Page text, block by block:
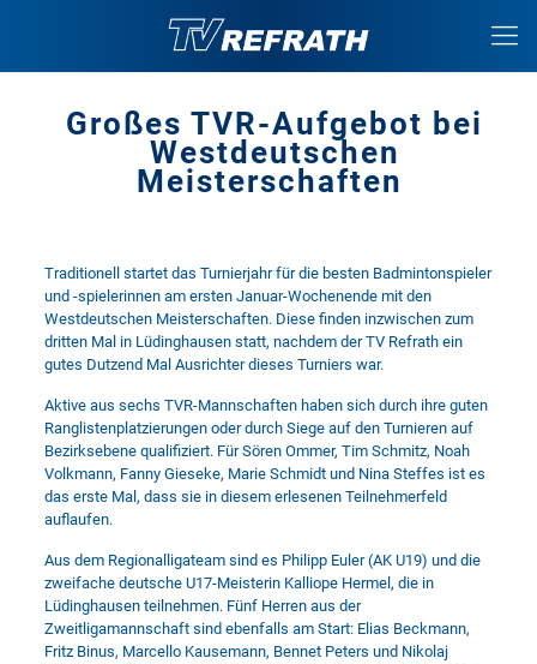
Großes TVR-Aufgebot bei
Westdeutschen
Meisterschaften
Traditionell startet das Turnierjahr für die besten Badmintonspieler
und -spielerinnen am ersten Januar-Wochenende mit den
Westdeutschen Meisterschaften. Diese finden inzwischen zum
dritten Mal in Lüdinghausen statt, nachdem der TV Refrath ein
gutes Dutzend Mal Ausrichter dieses Turniers war.
Aktive aus sechs TVR-Mannschaften haben sich durch ihre guten
Ranglistenplatzierungen oder durch Siege auf den Turnieren auf
Bezirksebene qualifiziert. Für Sören Ommer, Tim Schmitz, Noah
Volkmann, Fanny Gieseke, Marie Schmidt und Nina Steffes ist es
das erste Mal, dass sie in diesem erlesenen Teilnehmerfeld
auflaufen.
Aus dem Regionalligateam sind es Philipp Euler (AK U19) und die
zweifache deutsche U17-Meisterin Kalliope Hermel, die in
Lüdinghausen teilnehmen. Fünf Herren aus der
Zweitligamannschaft sind ebenfalls am Start: Elias Beckmann,
Fritz Binus, Marcello Kausemann, Bennet Peters und Nikolaj